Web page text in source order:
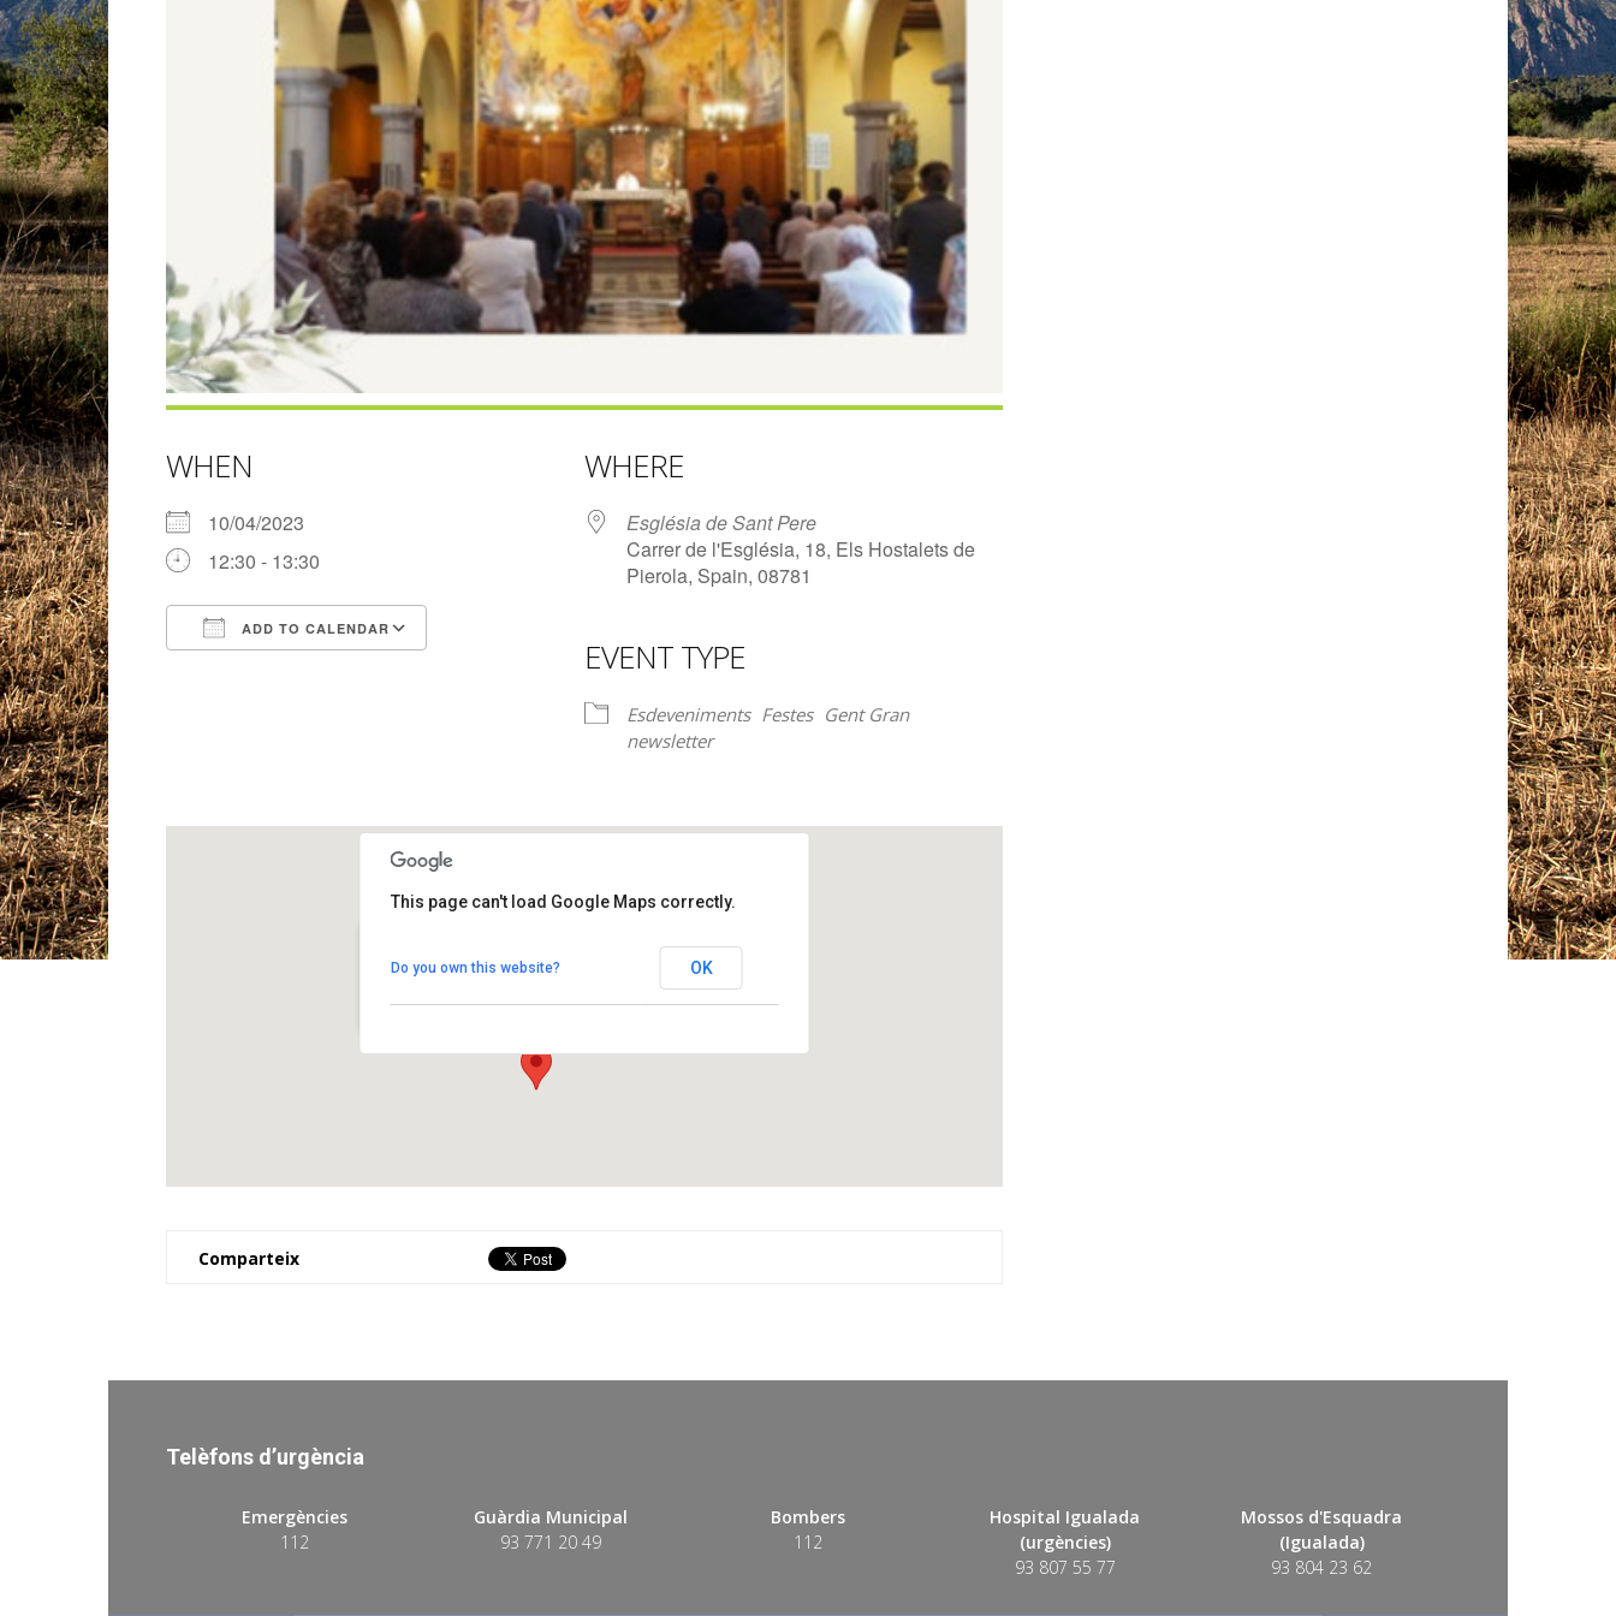
WHEN
10/04/2023
12:30 - 13:30
ADD TO CALENDAR
Google Calendar iCalendar
WHERE
Església de Sant Pere
Carrer de l'Església, 18, Els Hostalets de
Pierola, Spain, 08781
EVENT TYPE
Esdeveniments Festes Gent Gran
newsletter
Carrer de l'Església, 18 - Els Hostalets de Pierola
View Events
This page can't load Google Maps correctly.
Do you own this website? OK
Comparteix
Telèfons d’urgència
Emergències
112
Guàrdia Municipal
93 771 20 49
Bombers
112
Hospital Igualada
(urgències)
93 807 55 77
Mossos d'Esquadra
(Igualada)
93 804 23 62